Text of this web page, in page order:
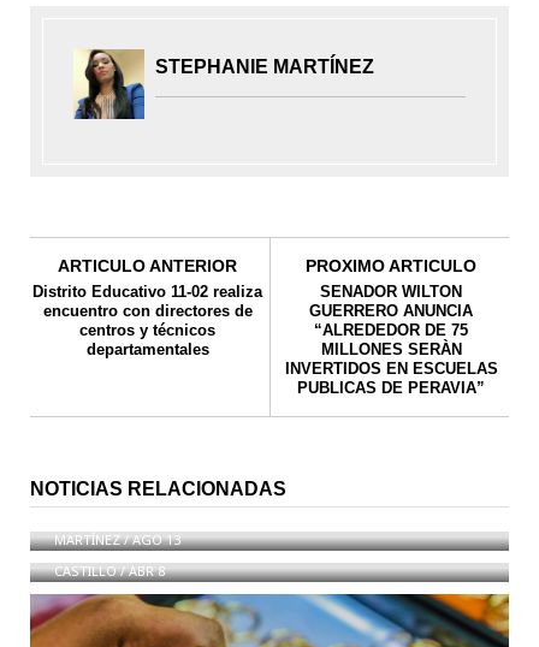
STEPHANIE MARTÍNEZ
ARTICULO ANTERIOR
Distrito Educativo 11-02 realiza
encuentro con directores de
centros y técnicos
departamentales
PROXIMO ARTICULO
SENADOR WILTON
GUERRERO ANUNCIA
“ALREDEDOR DE 75
MILLONES SERÀN
INVERTIDOS EN ESCUELAS
PUBLICAS DE PERAVIA”
NOTICIAS RELACIONADAS
IRMIE OFRECE RECOMENDACIONES SOBRE
NUTRICION DEPORTIVA
MARTÍNEZ/AGO 13
Dirigente político Rudy Gonzáles »Miguel Vargas se
le venció el tiempo como presidente PRD»
CASTILLO/ABR 8